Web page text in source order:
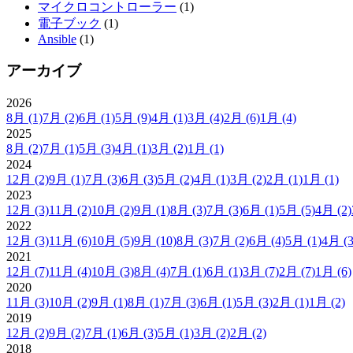
マイクロコントローラー (1)
電子ブック (1)
Ansible (1)
アーカイブ
2026
8月 (1)7月 (2)6月 (1)5月 (9)4月 (1)3月 (4)2月 (6)1月 (4)
2025
8月 (2)7月 (1)5月 (3)4月 (1)3月 (2)1月 (1)
2024
12月 (2)9月 (1)7月 (3)6月 (3)5月 (2)4月 (1)3月 (2)2月 (1)1月 (1)
2023
12月 (3)11月 (2)10月 (2)9月 (1)8月 (3)7月 (3)6月 (1)5月 (5)4月 (2)
2022
12月 (3)11月 (6)10月 (5)9月 (10)8月 (3)7月 (2)6月 (4)5月 (1)4月
2021
12月 (7)11月 (4)10月 (3)8月 (4)7月 (1)6月 (1)3月 (7)2月 (7)1月 (6)
2020
11月 (3)10月 (2)9月 (1)8月 (1)7月 (3)6月 (1)5月 (3)2月 (1)1月 (2)
2019
12月 (2)9月 (2)7月 (1)6月 (3)5月 (1)3月 (2)2月 (2)
2018